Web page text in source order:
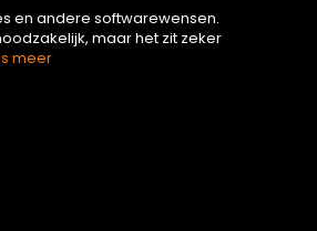
en andere softwarewensen.
maar het zit zeker
meer